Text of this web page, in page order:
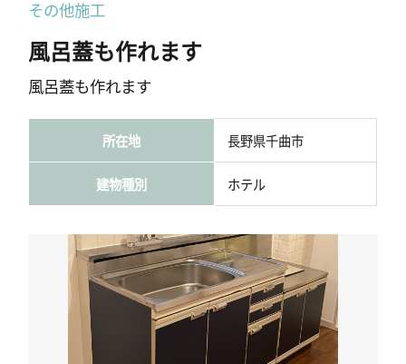
その他施工
風呂蓋も作れます
風呂蓋も作れます
所在地 長野県千曲市
建物種別 ホテル